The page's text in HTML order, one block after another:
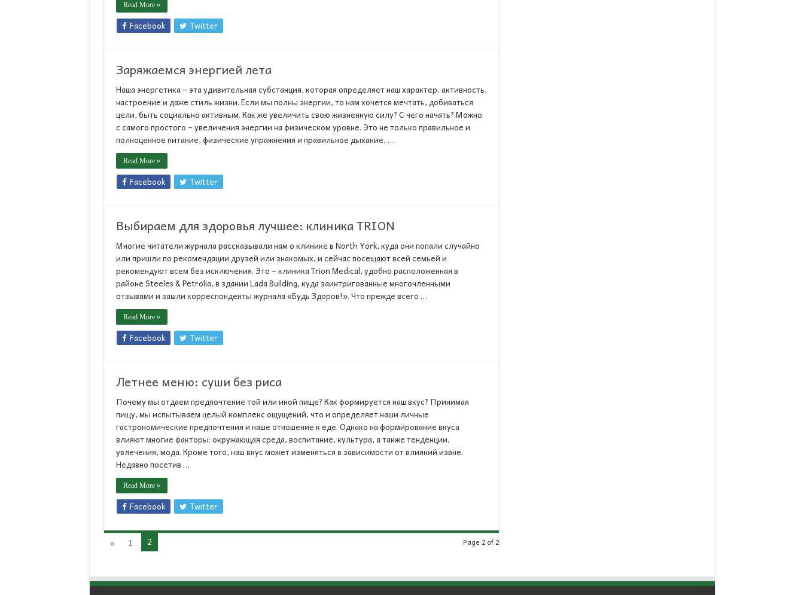
Read More »
Facebook Twitter
Заряжаемся энергией лета
Наша энергетика – эта удивительная субстанция, которая определяет наш характер, активность,
настроение и даже стиль жизни. Если мы полны энергии, то нам хочется мечтать, добиваться
цели, быть социально активным. Как же увеличить свою жизненную силу? С чего начать? Можно
с самого простого – увеличения энергии на физическом уровне. Это не только правильное и
полноценное питание, физические упражнения и правильное дыхание, …
Read More »
Facebook Twitter
Выбираем для здоровья лучшее: клиника TRION
Многие читатели журнала рассказывали нам о клинике в North York, куда они попали случайно
или пришли по рекомендации друзей или знакомых, и сейчас посещают всей семьей и
рекомендуют всем без исключения. Это – клиника Trion Medical, удобно расположенная в
районе Steeles & Petrolia, в здании Lada Building, куда заинтригованные многочленными
отзывами и зашли корреспонденты журнала «Будь Здоров!». Что прежде всего …
Read More »
Facebook Twitter
Летнее меню: суши без риса
Почему мы отдаем предпочтение той или иной пище? Как формируется наш вкус? Принимая
пищу, мы испытываем целый комплекс ощущений, что и определяет наши личные
гастрономические предпочтения и наше отношение к еде. Однако на формирование вкуса
влияют многие факторы: окружающая среда, воспитание, культура, а также тенденции,
увлечения, мода. Кроме того, наш вкус может изменяться в зависимости от влияний извне.
Недавно посетив …
Read More »
Facebook Twitter
Page 2 of 2
« 1 2